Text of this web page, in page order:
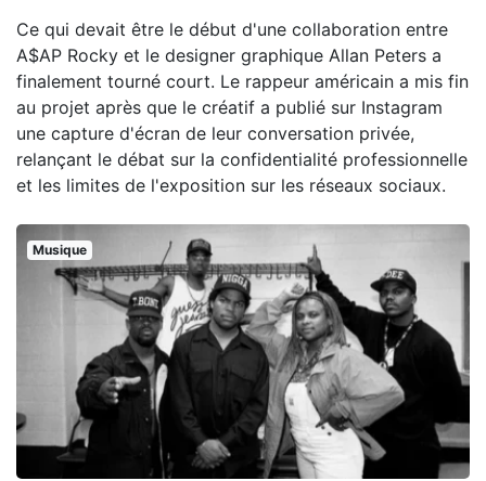
Ce qui devait être le début d'une collaboration entre
A$AP Rocky et le designer graphique Allan Peters a
finalement tourné court. Le rappeur américain a mis fin
au projet après que le créatif a publié sur Instagram
une capture d'écran de leur conversation privée,
relançant le débat sur la confidentialité professionnelle
et les limites de l'exposition sur les réseaux sociaux.
Musique